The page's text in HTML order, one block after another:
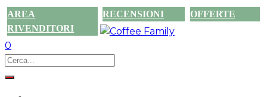
AREA
RIVENDITORI
RECENSIONI OFFERTE
0